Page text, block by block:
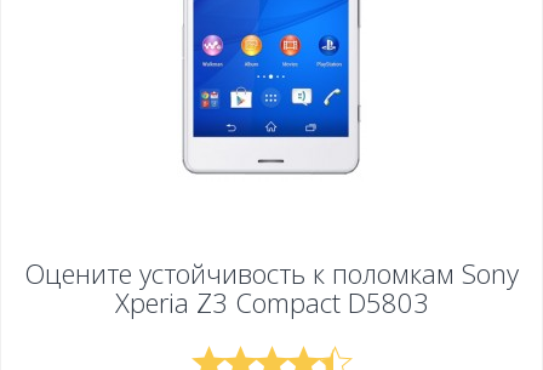
Оцените устойчивость к поломкам Sony
Xperia Z3 Compact D5803